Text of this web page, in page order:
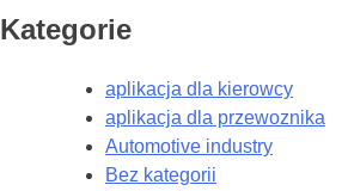
Kategorie
aplikacja dla kierowcy
aplikacja dla przewoznika
Automotive industry
Bez kategorii